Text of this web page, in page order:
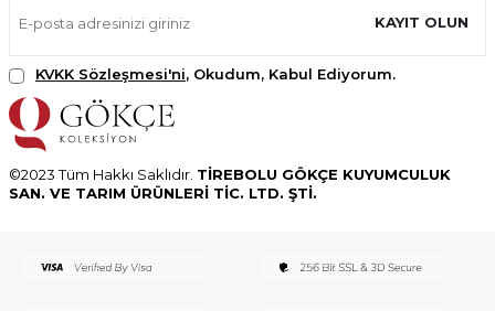
KAYIT OLUN
KVKK Sözleşmesi'ni, Okudum, Kabul Ediyorum.
©2023 Tüm Hakkı Saklıdır. TİREBOLU GÖKÇE KUYUMCULUK
SAN. VE TARIM ÜRÜNLERİ TİC. LTD. ŞTİ.